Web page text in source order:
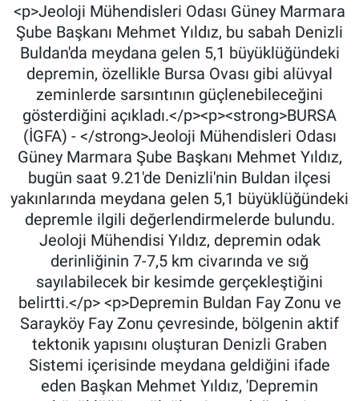
<p>Jeoloji Mühendisleri Odası Güney Marmara
Şube Başkanı Mehmet Yıldız, bu sabah Denizli
Buldan'da meydana gelen 5,1 büyüklüğündeki
depremin, özellikle Bursa Ovası gibi alüvyal
zeminlerde sarsıntının güçlenebileceğini
gösterdiğini açıkladı.</p><p><strong>BURSA
(İGFA) - </strong>Jeoloji Mühendisleri Odası
Güney Marmara Şube Başkanı Mehmet Yıldız,
bugün saat 9.21'de Denizli'nin Buldan ilçesi
yakınlarında meydana gelen 5,1 büyüklüğündeki
depremle ilgili değerlendirmelerde bulundu.
Jeoloji Mühendisi Yıldız, depremin odak
derinliğinin 7-7,5 km civarında ve sığ
sayılabilecek bir kesimde gerçekleştiğini
belirtti.</p> <p>Depremin Buldan Fay Zonu ve
Sarayköy Fay Zonu çevresinde, bölgenin aktif
tektonik yapısını oluşturan Denizli Graben
Sistemi içerisinde meydana geldiğini ifade
eden Başkan Mehmet Yıldız, 'Depremin
ASTROLOJİ
BLOG
Haber Arşivi